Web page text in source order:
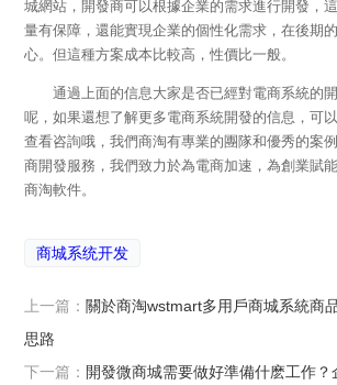
城網站，開發商可以根據企業的需求進行開發，
量有保障，還能實現企業的個性化需求，在後期
心。但這種方案成本比較高，性價比一般。
通過上面的信息大家是否已經對電商系統的
呢，如果還想了解更多電商系統開發的信息，可
查看咨詢哦，我們商淘有專業的團隊和優秀的案
商開發服務，我們致力於為電商加速，為創業賦
商淘軟件。
商城系统开发
上一篇： 關於商淘wstmart多用戶商城系統商
思路
下一篇： 開發微商城需要做好準備什麽工作